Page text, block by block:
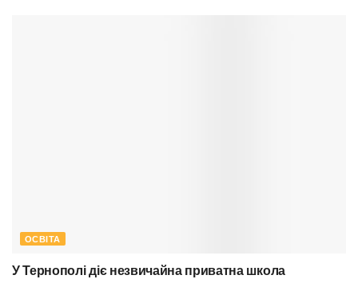
ОСВІТА
У Тернополі діє незвичайна приватна школа